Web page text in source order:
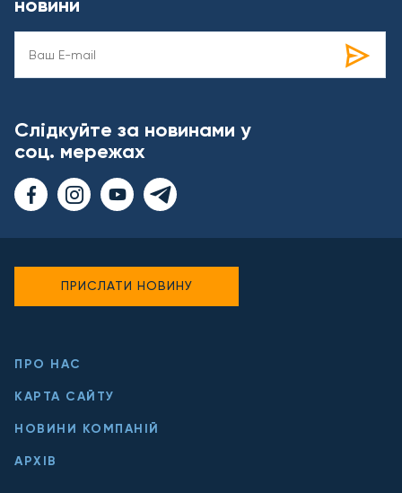
Слідкуйте за новинами у
соц. мережах
ПРО НАС
КАРТА САЙТУ
НОВИНИ КОМПАНІЙ
АРХІВ
ПРИСЛАТИ НОВИНУ